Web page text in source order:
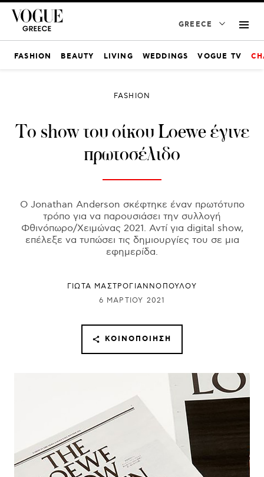
GREECE
FASHION BEAUTY LIVING WEDDINGS VOGUE TV
FASHION
Το show του οίκου Loewe έγινε
πρωτοσέλιδο
Ο Jonathan Anderson σκέφτηκε έναν πρωτότυπο
τρόπο για να παρουσιάσει την συλλογή
Φθινόπωρο/Χειμώνας 2021. Αντί για digital show,
επέλεξε να τυπώσει τις δημιουργίες του σε μια
εφημερίδα.
ΓΙΩΤΑ ΜΑΣΤΡΟΓΙΑΝΝΟΠΟΥΛΟΥ
6 ΜΑΡΤΊΟΥ 2021
ΚΟΙΝΟΠΟΊΗΣΗ